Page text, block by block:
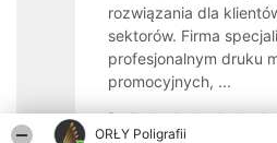
ORŁY Poligrafii
rozwiązania dla
sektorów. Firma
profesjonalnym druku
promocyjnych, ...
9.1